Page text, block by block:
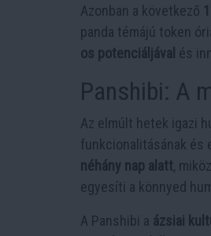
Azonban a következő
panda témájú token
os potenciáljával és
Panshibi: A
Az elmúlt hetek igazi
funkcionalitásának és
néhány nap alatt,
egyesíti a könnyed
A Panshibi a ázsiai